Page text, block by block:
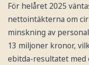
För helåret 2025
nettointäkterna om
minskning av
13 miljoner kronor,
ebitda-resultatet med